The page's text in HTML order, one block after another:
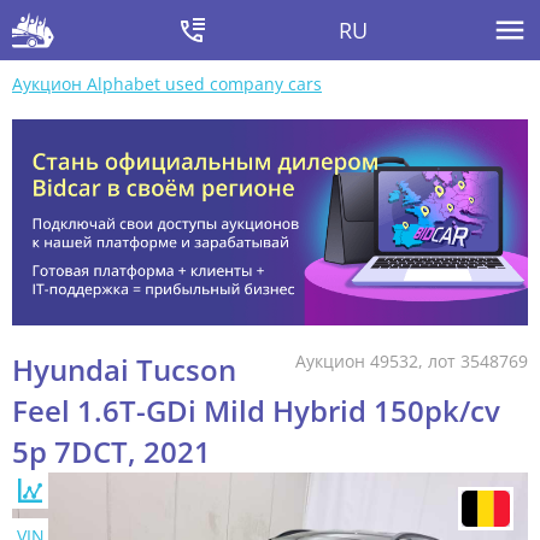
RU
Аукцион Alphabet used company cars
Аукцион 49532, лот 3548769
Hyundai Tucson
Feel 1.6T-GDi Mild Hybrid 150pk/cv
5p 7DCT, 2021